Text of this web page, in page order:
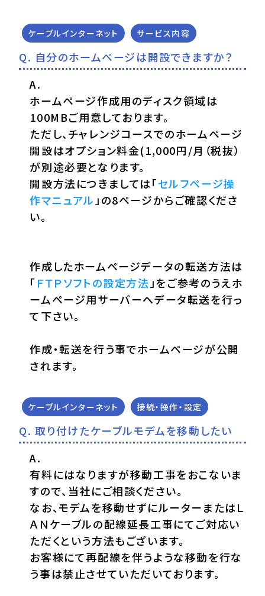
ケーブルインターネット サービス内容
自分のホームページは開設できますか？
ホームページ作成用のディスク領域は
100MBご用意しております。
ただし、チャレンジコースでのホームページ
開設はオプション料金(1,000円/月（税抜）
が別途必要となります。
開設方法につきましては「セルフページ操
作マニュアル 」の8ページからご確認くださ
い。
作成したホームページデータの転送方法は
「ＦＴＰソフトの設定方法 」をご参考のうえホ
ームページ用サーバーへデータ転送を行っ
て下さい。
作成・転送を行う事でホームページが公開
されます。
ケーブルインターネット 接続・操作・設定
取り付けたケーブルモデムを移動したい
有料にはなりますが移動工事をおこないま
すので、当社にご相談ください。
なお、モデムを移動せずにルーターまたはＬ
ＡＮケーブルの配線延長工事にてご対応い
ただくという方法もございます。
お客様にて再配線を伴うような移動を行な
う事は禁止させていただいております。